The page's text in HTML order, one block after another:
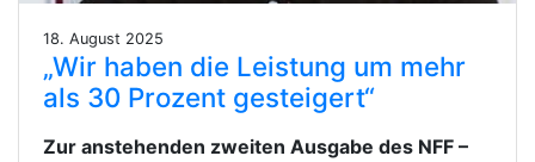
18. August 2025
„Wir haben die Leistung um mehr
als 30 Prozent gesteigert“
Zur anstehenden zweiten Ausgabe des NFF –